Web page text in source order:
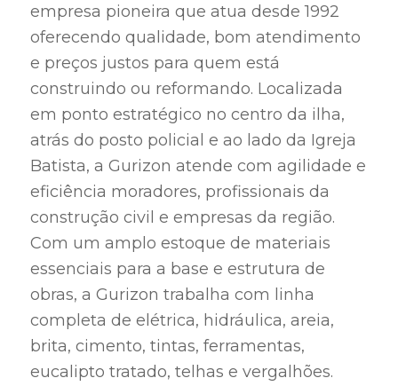
empresa pioneira que atua desde 1992
oferecendo qualidade, bom atendimento
e preços justos para quem está
construindo ou reformando. Localizada
em ponto estratégico no centro da ilha,
atrás do posto policial e ao lado da Igreja
Batista, a Gurizon atende com agilidade e
eficiência moradores, profissionais da
construção civil e empresas da região.
Com um amplo estoque de materiais
essenciais para a base e estrutura de
obras, a Gurizon trabalha com linha
completa de elétrica, hidráulica, areia,
brita, cimento, tintas, ferramentas,
eucalipto tratado, telhas e vergalhões.